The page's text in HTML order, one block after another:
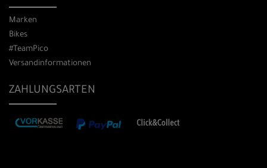
Marken
Bikes
#TeamPico
Versandinformationen
ZAHLUNGSARTEN